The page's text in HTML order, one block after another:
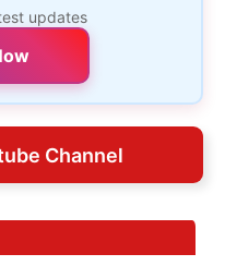
updates
Channel